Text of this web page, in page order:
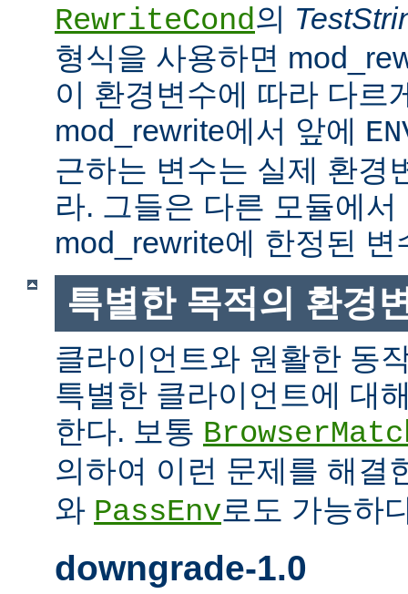
RewriteCond의
형식을 사용하면
이 환경변수에 따라 다르
mod_rewrite에서 앞에
근하는 변수는 실제 환경
라. 그들은 다른 모듈에
mod_rewrite에 한정된 변
특별한 목적의 환경
클라이언트와 원활한 동
특별한 클라이언트에 대
한다. 보통
의하여 이런 문제를 해결
와 PassEnv로도 가능하
downgrade-1.0